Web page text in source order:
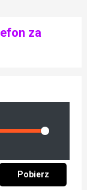
za
Volume
Pobierz